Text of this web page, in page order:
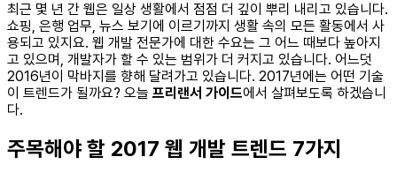
최근 몇 년 간 웹은 일상 생활에서 점점 더 깊이 뿌리 내리고 있습니다.
쇼핑, 은행 업무, 뉴스 보기에 이르기까지 생활 속의 모든 활동에서 사
용되고 있지요. 웹 개발 전문가에 대한 수요는 그 어느 때보다 높아지
고 있으며, 개발자가 할 수 있는 범위가 더 커지고 있습니다. 어느덧
2016년이 막바지를 향해 달려가고 있습니다. 2017년에는 어떤 기술
이 트렌드가 될까요? 오늘 프리랜서 가이드에서 살펴보도록 하겠습니
다.
주목해야 할 2017 웹 개발 트렌드 7가지